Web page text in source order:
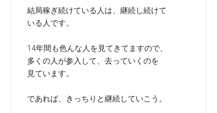
結局稼ぎ続けている人は、継続し続けて
いる人です。
14年間も色んな人を見てきてますので、
多くの人が参入して、去っていくのを
見ています。
であれば、きっちりと継続していこう。